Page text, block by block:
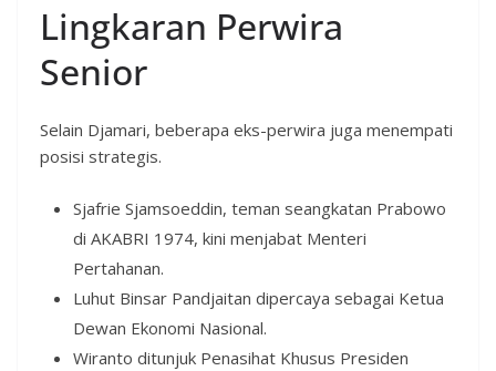
Lingkaran Perwira
Senior
Selain Djamari, beberapa eks-perwira juga menempati
posisi strategis.
Sjafrie Sjamsoeddin, teman seangkatan Prabowo
di AKABRI 1974, kini menjabat Menteri
Pertahanan.
Luhut Binsar Pandjaitan dipercaya sebagai Ketua
Dewan Ekonomi Nasional.
Wiranto ditunjuk Penasihat Khusus Presiden